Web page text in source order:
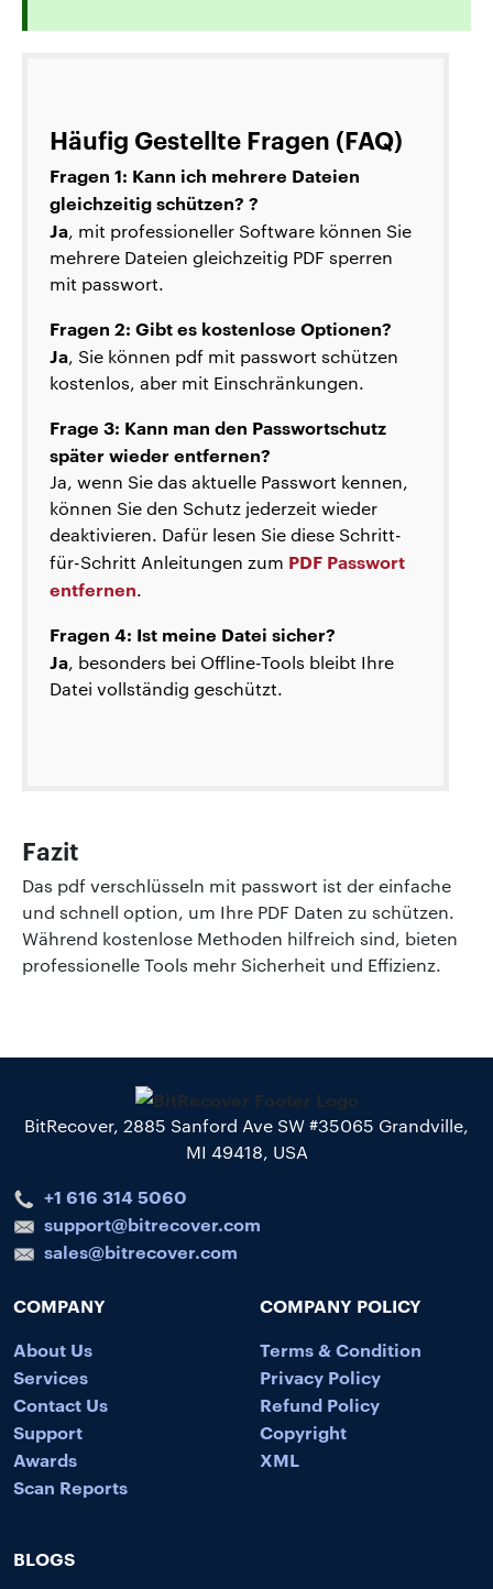
Häufig Gestellte Fragen (FAQ)
Fragen 1: Kann ich mehrere Dateien
gleichzeitig schützen? ?
Ja, mit professioneller Software können Sie
mehrere Dateien gleichzeitig PDF sperren
mit passwort.
Fragen 2: Gibt es kostenlose Optionen?
Ja, Sie können pdf mit passwort schützen
kostenlos, aber mit Einschränkungen.
Frage 3: Kann man den Passwortschutz
später wieder entfernen?
Ja, wenn Sie das aktuelle Passwort kennen,
können Sie den Schutz jederzeit wieder
deaktivieren. Dafür lesen Sie diese Schritt-
für-Schritt Anleitungen zum PDF Passwort
entfernen.
Fragen 4: Ist meine Datei sicher?
Ja, besonders bei Offline-Tools bleibt Ihre
Datei vollständig geschützt.
Fazit
Das pdf verschlüsseln mit passwort ist der einfache
und schnell option, um Ihre PDF Daten zu schützen.
Während kostenlose Methoden hilfreich sind, bieten
professionelle Tools mehr Sicherheit und Effizienz.
BitRecover, 2885 Sanford Ave SW #35065 Grandville,
MI 49418, USA
+1 616 314 5060
support@bitrecover.com
sales@bitrecover.com
COMPANY
About Us
Services
Contact Us
Support
Awards
Scan Reports
COMPANY POLICY
Terms & Condition
Privacy Policy
Refund Policy
Copyright
XML
BLOGS